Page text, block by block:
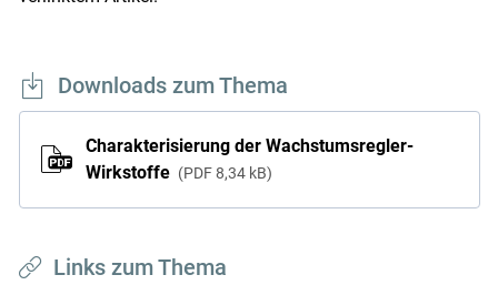
Downloads zum Thema
Charakterisierung der Wachstumsregler-
Wirkstoffe
PDF 8,34 kB
Links zum Thema